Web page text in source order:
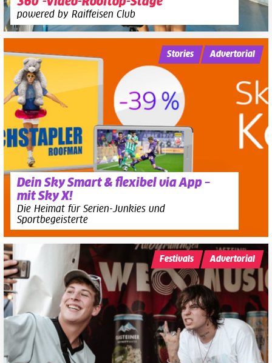
powered by Raiffeisen Club
Dein Sky Smart & flexibel via App –
mit Sky X!
Die Heimat für Serien-Junkies und
Sportbegeisterte
Stories Advertorial
Festivals Advertorial